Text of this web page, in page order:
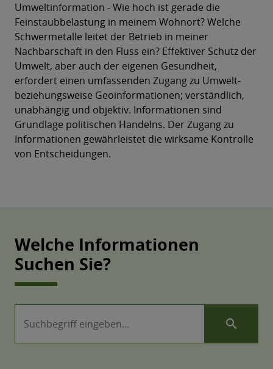
Umweltinformation - Wie hoch ist gerade die
Feinstaubbelastung in meinem Wohnort? Welche
Schwermetalle leitet der Betrieb in meiner
Nachbarschaft in den Fluss ein? Effektiver Schutz der
Umwelt, aber auch der eigenen Gesundheit,
erfordert einen umfassenden Zugang zu Umwelt-
beziehungsweise Geoinformationen; verständlich,
unabhängig und objektiv. Informationen sind
Grundlage politischen Handelns. Der Zugang zu
Informationen gewährleistet die wirksame Kontrolle
von Entscheidungen.
Welche Informationen
Suchen Sie?
search